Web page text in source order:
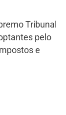
Tribunal
pelo
e